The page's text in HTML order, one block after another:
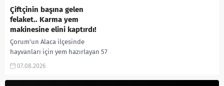
Çiftçinin başına gelen
felaket.. Karma yem
makinesine elini kaptırdı!
Çorum’un Alaca ilçesinde
hayvanları için yem hazırlayan 57
yaşındaki çiftçi, elini yem karma
ağır yaralandı. Olay, Alaca...
07.08.2026